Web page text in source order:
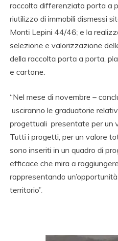
raccolta differenziata porta a
riutilizzo di immobili dismessi
Monti Lepini 44/46; e la
selezione e valorizzazione
della raccolta porta a porta,
e cartone.
“Nel mese di novembre –
usciranno le graduatorie
progettuali presentate per un
Tutti i progetti, per un valore
sono inseriti in un quadro di
efficace che mira a
rappresentando
territorio”.